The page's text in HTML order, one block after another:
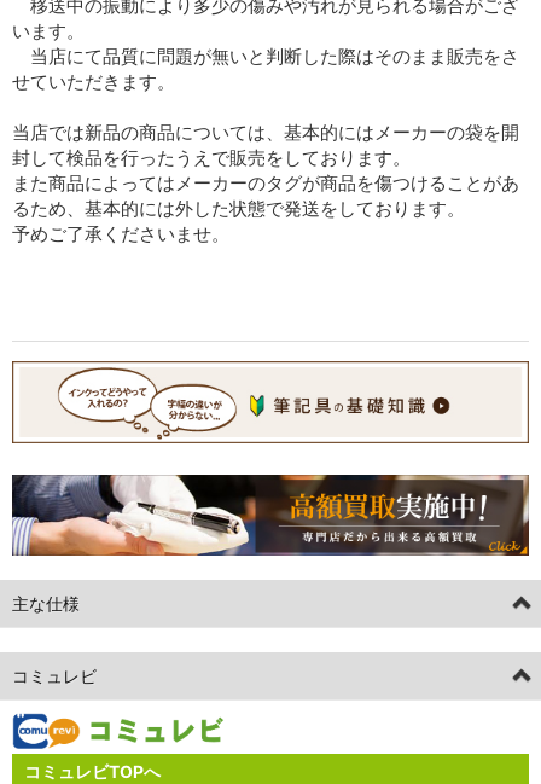
移送中の振動により多少の傷みや汚れが見られる場合がござ
います。
当店にて品質に問題が無いと判断した際はそのまま販売をさ
せていただきます。
当店では新品の商品については、基本的にはメーカーの袋を開
封して検品を行ったうえで販売をしております。
また商品によってはメーカーのタグが商品を傷つけることがあ
るため、基本的には外した状態で発送をしております。
予めご了承くださいませ。
主な仕様
コミュレビ
コミュレビTOPへ